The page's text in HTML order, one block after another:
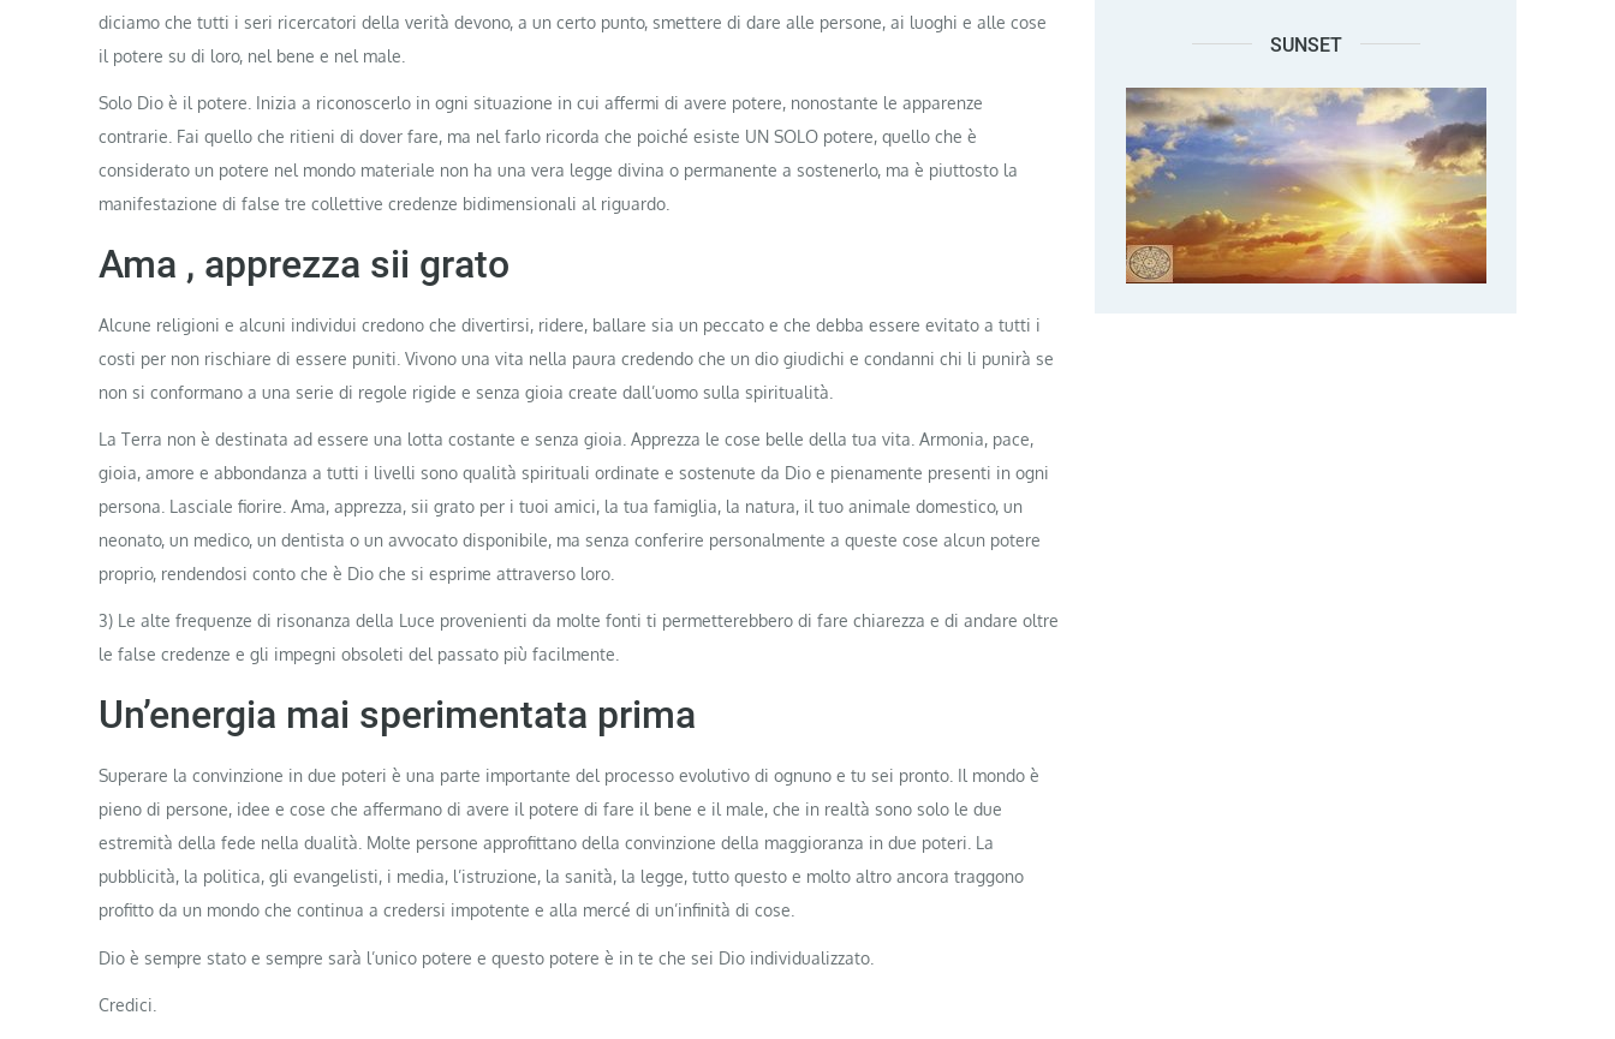
diciamo che tutti i seri ricercatori della verità devono, a un certo punto, smettere di dare alle persone, ai luoghi e alle cose
il potere su di loro, nel bene e nel male.
Solo Dio è il potere. Inizia a riconoscerlo in ogni situazione in cui affermi di avere potere, nonostante le apparenze
contrarie. Fai quello che ritieni di dover fare, ma nel farlo ricorda che poiché esiste UN SOLO potere, quello che è
considerato un potere nel mondo materiale non ha una vera legge divina o permanente a sostenerlo, ma è piuttosto la
manifestazione di false tre collettive credenze bidimensionali al riguardo.
Ama , apprezza sii grato
Alcune religioni e alcuni individui credono che divertirsi, ridere, ballare sia un peccato e che debba essere evitato a tutti i
costi per non rischiare di essere puniti. Vivono una vita nella paura credendo che un dio giudichi e condanni chi li punirà se
non si conformano a una serie di regole rigide e senza gioia create dall’uomo sulla spiritualità.
La Terra non è destinata ad essere una lotta costante e senza gioia. Apprezza le cose belle della tua vita. Armonia, pace,
gioia, amore e abbondanza a tutti i livelli sono qualità spirituali ordinate e sostenute da Dio e pienamente presenti in ogni
persona. Lasciale fiorire. Ama, apprezza, sii grato per i tuoi amici, la tua famiglia, la natura, il tuo animale domestico, un
neonato, un medico, un dentista o un avvocato disponibile, ma senza conferire personalmente a queste cose alcun potere
proprio, rendendosi conto che è Dio che si esprime attraverso loro.
3) Le alte frequenze di risonanza della Luce provenienti da molte fonti ti permetterebbero di fare chiarezza e di andare oltre
le false credenze e gli impegni obsoleti del passato più facilmente.
Un’energia mai sperimentata prima
Superare la convinzione in due poteri è una parte importante del processo evolutivo di ognuno e tu sei pronto. Il mondo è
pieno di persone, idee e cose che affermano di avere il potere di fare il bene e il male, che in realtà sono solo le due
estremità della fede nella dualità. Molte persone approfittano della convinzione della maggioranza in due poteri. La
pubblicità, la politica, gli evangelisti, i media, l’istruzione, la sanità, la legge, tutto questo e molto altro ancora traggono
profitto da un mondo che continua a credersi impotente e alla mercé di un’infinità di cose.
Dio è sempre stato e sempre sarà l’unico potere e questo potere è in te che sei Dio individualizzato.
Credici.
SUNSET